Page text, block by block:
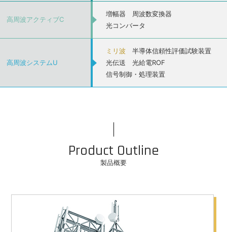
高周波アクティブC
増幅器
周波数変換器
光コンバータ
高周波システムU
ミリ波
半導体信頼性評価試験装置
光伝送
光給電ROF
信号制御・処理装置
Product Outline
製品概要